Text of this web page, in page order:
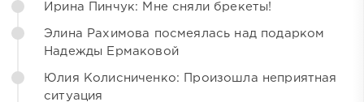
Ирина Пинчук: Мне сняли брекеты!
Элина Рахимова посмеялась над подарком
Надежды Ермаковой
Юлия Колисниченко: Произошла неприятная
ситуация